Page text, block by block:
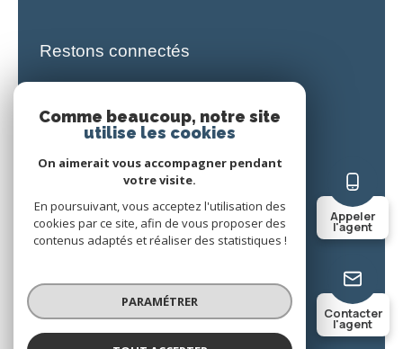
Appeler
l'agent
Contacter
l'agent
Restons connectés
nos honoraires
nos partenaires
Comme beaucoup, notre site
utilise les cookies
On aimerait vous accompagner pendant
votre visite.
En poursuivant, vous acceptez l'utilisation des
cookies par ce site, afin de vous proposer des
contenus adaptés et réaliser des statistiques !
PARAMÉTRER